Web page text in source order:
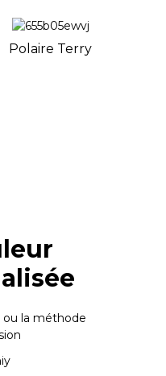
Polaire Terry
ou la méthode